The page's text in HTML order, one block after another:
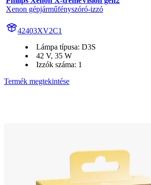
Xenon gépjárműfényszóró-izzó
42403XV2C1
Lámpa típusa: D3S
42 V, 35 W
Izzók száma: 1
Termék megtekintése